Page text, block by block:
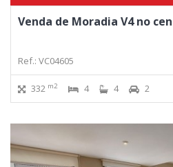
Venda de Moradia V4 no
Ref.: VC04605
332 m2 4 4 2